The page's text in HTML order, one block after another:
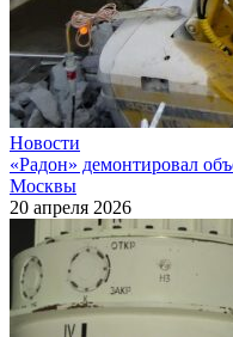
Новости
«Радон» демонтировал
Москвы
20 апреля 2026